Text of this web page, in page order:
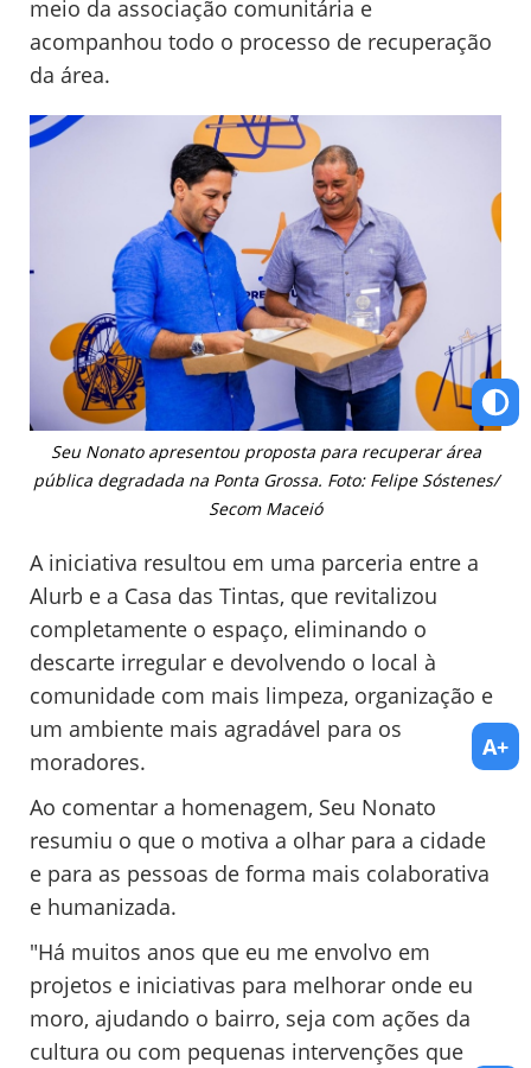
meio da associação comunitária e
acompanhou todo o processo de recuperação
da área.
Seu Nonato apresentou proposta para recuperar área
pública degradada na Ponta Grossa. Foto: Felipe Sóstenes/
Secom Maceió
A iniciativa resultou em uma parceria entre a
Alurb e a Casa das Tintas, que revitalizou
completamente o espaço, eliminando o
descarte irregular e devolvendo o local à
comunidade com mais limpeza, organização e
um ambiente mais agradável para os
moradores.
Ao comentar a homenagem, Seu Nonato
resumiu o que o motiva a olhar para a cidade
e para as pessoas de forma mais colaborativa
e humanizada.
"Há muitos anos que eu me envolvo em
projetos e iniciativas para melhorar onde eu
moro, ajudando o bairro, seja com ações da
cultura ou com pequenas intervenções que
A+